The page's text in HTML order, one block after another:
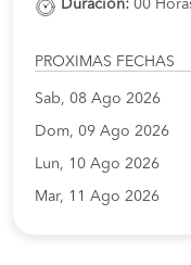
Duración: 00
PROXIMAS FECHAS
Sab, 08 Ago 2026
Dom, 09 Ago 2026
Lun, 10 Ago 2026
Mar, 11 Ago 2026